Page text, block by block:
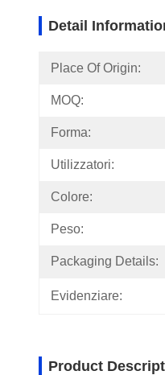
Detail
Place Of Origin:
MOQ:
Forma:
Utilizzatori:
Colore:
Peso:
Packaging Details:
Evidenziare:
Product